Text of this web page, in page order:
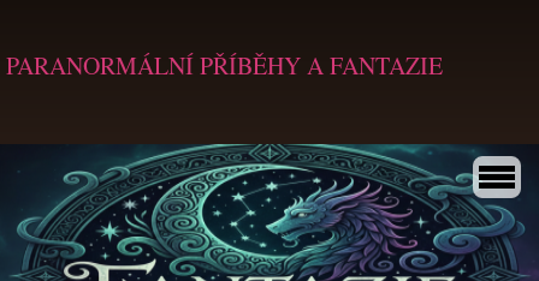
PARANORMÁLNÍ PŘÍBĚHY A FANTAZIE